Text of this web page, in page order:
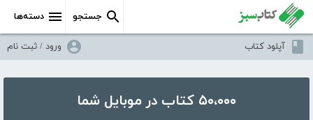
دسته‌ها جستجو
آپلود کتاب ورود / ثبت نام
۵۰،۰۰۰ کتاب در موبایل شما